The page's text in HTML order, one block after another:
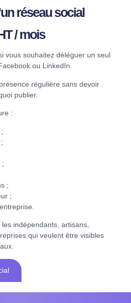
réseau social
/ mois
vous souhaitez déléguer un seul
ou LinkedIn.
régulière sans devoir
publier.
:
;
;
;
indépendants, artisans,
qui veulent être visibles